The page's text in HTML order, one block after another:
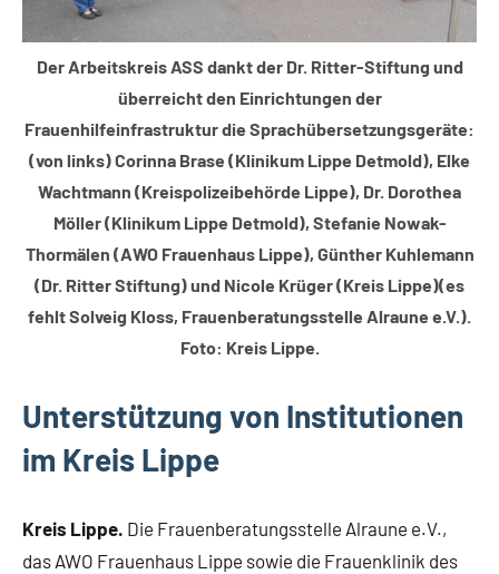
Der Arbeitskreis ASS dankt der Dr. Ritter-Stiftung und
überreicht den Einrichtungen der
Frauenhilfeinfrastruktur die Sprachübersetzungsgeräte:
(von links) Corinna Brase (Klinikum Lippe Detmold), Elke
Wachtmann (Kreispolizeibehörde Lippe), Dr. Dorothea
Möller (Klinikum Lippe Detmold), Stefanie Nowak-
Thormälen (AWO Frauenhaus Lippe), Günther Kuhlemann
(Dr. Ritter Stiftung) und Nicole Krüger (Kreis Lippe)(es
fehlt Solveig Kloss, Frauenberatungsstelle Alraune e.V.).
Foto: Kreis Lippe.
Unterstützung von Institutionen
im Kreis Lippe
Kreis Lippe. Die Frauenberatungsstelle Alraune e.V.,
das AWO Frauenhaus Lippe sowie die Frauenklinik des